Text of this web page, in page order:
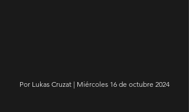
Por Lukas Cruzat | Miércoles 16 de octubre 2024